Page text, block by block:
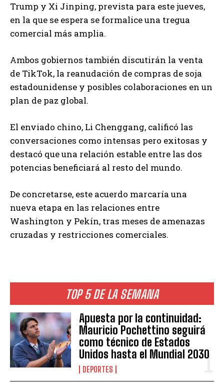
TOP 5 DE LA SEMANA
Apuesta por la continuidad:
Mauricio Pochettino seguirá
como técnico de Estados
Unidos hasta el Mundial 2030
DEPORTES
Trump y Xi Jinping, prevista para este jueves,
en la que se espera se formalice una tregua
comercial más amplia.
Ambos gobiernos también discutirán la venta
de TikTok, la reanudación de compras de soja
estadounidense y posibles colaboraciones en un
plan de paz global.
El enviado chino, Li Chenggang, calificó las
conversaciones como intensas pero exitosas y
destacó que una relación estable entre las dos
potencias beneficiará al resto del mundo.
De concretarse, este acuerdo marcaría una
nueva etapa en las relaciones entre
Washington y Pekín, tras meses de amenazas
cruzadas y restricciones comerciales.